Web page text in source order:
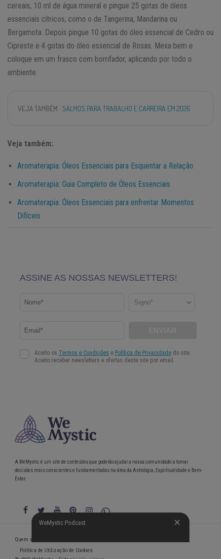
cereais, 10 ml de água mineral e pingue 25 gotas de óleos
essenciais cítricos, como o de Tangerina, Mandarina ou
Bergamota. Depois pingue 10 gotas do óleo essencial de Cedro ou
Cipreste e 4 gotas do óleo essencial de Rosas. Mexa bem e
coloque em um frasco com borrifador, aplicando por todo o
ambiente.
VEJA TAMBÉM SALMOS PARA TRABALHO E CARREIRA EM 2026
Veja também:
Aromaterapia: Óleos Essenciais para Esquentar a Relação
Aromaterapia: Guia Completo de Óleos Essenciais
Aromaterapia: Óleos Essenciais para enfrentar Momentos
Difíceis
WeMystic Podcast
A WeMystic é um site de conteúdos que poderão ajudar a nossa comunidade a tomar
decisões mais conscientes e fundamentadas na área da Astrologia, Espiritualidade e Bem-
Estar.
WeMystic Podcast
Quem somos
Política de Utilização de Cookies